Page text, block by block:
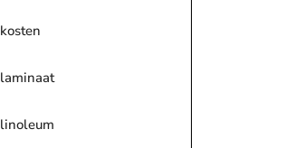
kosten
laminaat
linoleum